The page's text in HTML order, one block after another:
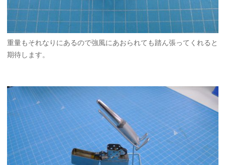
重量もそれなりにあるので強風にあおられても踏ん張ってくれると
期待します。